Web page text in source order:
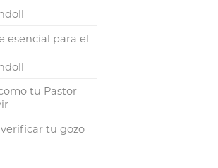
esencial para el
tu Pastor
tu gozo